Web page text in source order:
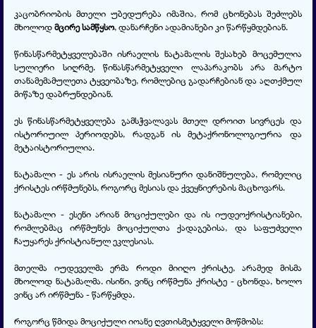
კაცობრიობის მთელი უბედურება იმაშია, რომ ცხონებას შეძლებს
მხოლოდმცირე სამწყსო, დანარჩენი ადამიანები კი წარწყმდებიან.
წინასწარმეტყველებაში ისრაელის ნატამალის შესახებ მოცემულია
სულიერი სიღრმე. წინასწარმეტყველი ლაპარაკობს არა მარტო
თანამემამულეთა ტყვეობაზე, რომლებიც გადარჩებიან და აღთქმულ
მიწაზე დაბრუნდებიან.
ეს წინასწარმეტყველება გამსჭვალავას მთელ დროით სივრცეს და
ისტორიუილ პერიოდებს, რადგან ის მეტაქრონოლოგიურია და
მეტაისტორიულია.
ნატამალი - ეს არის ისრაელის მესიანური დანიშნულება, რომელიც
ქრისტეს ირწმუნებს, როგორც მესიას და ქვეყნიერების მაცხოვარს.
ნატამალი - ესენი არიან მოციქულები და ის იუდეოქრისტიანები,
რომლებმაც ირწმუნეს მოციქულთა ქადაგებისა, და საფუძველი
ჩაუყარეს ქრისტიანულ ეკლესიას.
მთელმა იუდეველმა ერმა როდი მიიღო ქრისტე, არამედ მისმა
მხოლოდ ნატამალმა. ისინი, ვინც ირწმუნა ქრისტე - ცხონდა, ხოლო
ვინც არ ირწმუნა - წარწყმდა.
როგორც წმიდა მოციქული იოანე ღვთისმეტყველი მოწმობს: